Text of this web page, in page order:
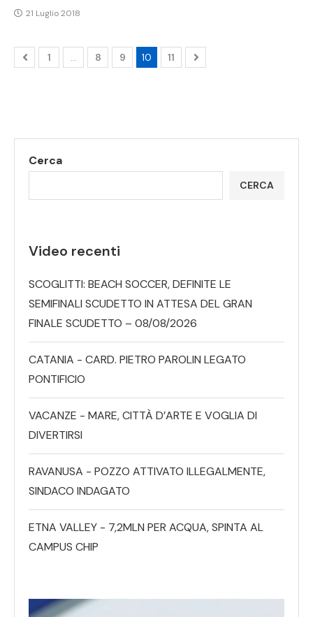
21 Luglio 2018
1 … 8 9 10 11
Cerca
CERCA
Video recenti
SCOGLITTI: BEACH SOCCER, DEFINITE LE
SEMIFINALI SCUDETTO IN ATTESA DEL GRAN
FINALE SCUDETTO – 08/08/2026
CATANIA - CARD. PIETRO PAROLIN LEGATO
PONTIFICIO
VACANZE - MARE, CITTÀ D’ARTE E VOGLIA DI
DIVERTIRSI
RAVANUSA - POZZO ATTIVATO ILLEGALMENTE,
SINDACO INDAGATO
ETNA VALLEY - 7,2MLN PER ACQUA, SPINTA AL
CAMPUS CHIP